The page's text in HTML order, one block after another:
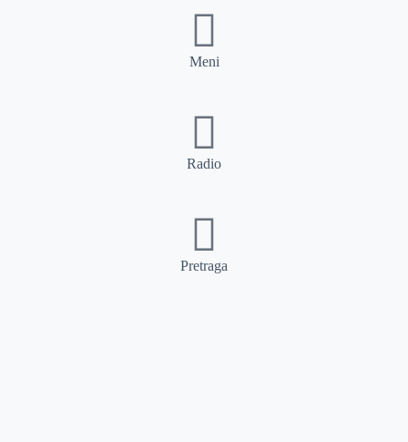
Meni
Radio
Pretraga